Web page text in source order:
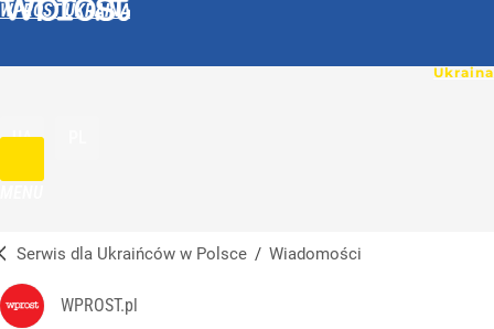
WPROST UKRAINA
UA
Serwis dla Ukraińców w Polsce / Wiadomości
WPROST.pl